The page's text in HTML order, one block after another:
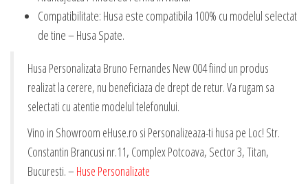
Compatibilitate: Husa este compatibila 100% cu modelul selectat
de tine – Husa Spate.
Husa Personalizata Bruno Fernandes New 004 fiind un produs
realizat la cerere, nu beneficiaza de drept de retur. Va rugam sa
selectati cu atentie modelul telefonului.
Vino in Showroom eHuse.ro si Personalizeaza-ti husa pe Loc! Str.
Constantin Brancusi nr.11, Complex Potcoava, Sector 3, Titan,
Bucuresti. – Huse Personalizate